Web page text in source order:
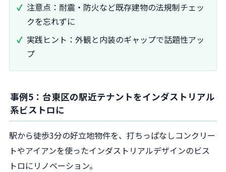
注意点：耐震・防火など既存建物の法規制チェッ
クを忘れずに
実践ヒント：外観と内装のギャップで話題性アッ
プ
事例5：台東区の駅近テナントをインダストリアル
系ビストロに
駅から徒歩3分の好立地物件を、打ちっぱなしコンクリー
トやアイアンを使ったインダストリアルデザインのビス
トロにリノベーション。